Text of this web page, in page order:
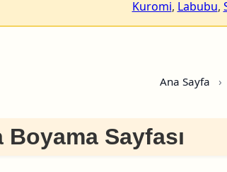
Kuromi, Labubu,
Ana Sayfa ›
Boyama Sayfası